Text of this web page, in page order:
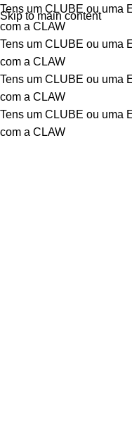
Skip to main content
Tens um CLUBE ou uma
com a CLAW
Tens um CLUBE ou uma
com a CLAW
Tens um CLUBE ou uma
com a CLAW
Tens um CLUBE ou uma
com a CLAW